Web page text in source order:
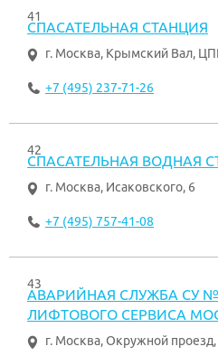
41
СПАСАТЕЛЬНАЯ СТАНЦИЯ
г. Москва, Крымский Вал,
+7 (495) 237-71-26
42
СПАСАТЕЛЬНАЯ ВОДНАЯ
г. Москва, Исаковского, 6
+7 (495) 757-41-08
43
АВАРИЙНАЯ СЛУЖБА СУ
ЛИФТОВОГО СЕРВИСА
г. Москва, Окружной проезд,